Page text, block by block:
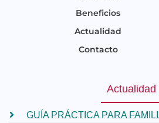
Beneficios
Actualidad
Contacto
Actualidad
GUÍA PRÁCTICA PARA